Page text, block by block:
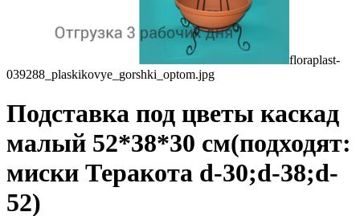
floraplast-
039288_plaskikovye_gorshki_optom.jpg
Подставка под цветы каскад
малый 52*38*30 см(подходят:
миски Теракота d-30;d-38;d-
52)